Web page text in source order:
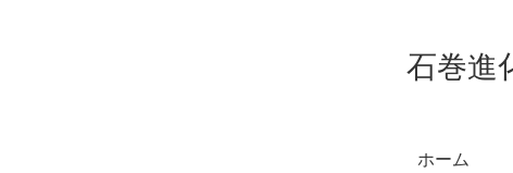
石巻進
ホーム